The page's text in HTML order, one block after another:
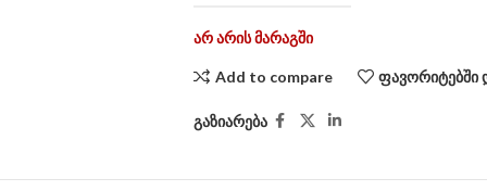
არ არის მარაგში
Add to compare ფავორიტებში
გაზიარება